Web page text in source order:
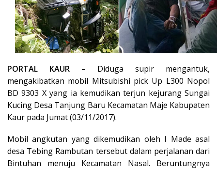
PORTAL KAUR – Diduga supir mengantuk,
mengakibatkan mobil Mitsubishi pick Up L300 Nopol
BD 9303 X yang ia kemudikan terjun kejurang Sungai
Kucing Desa Tanjung Baru Kecamatan Maje Kabupaten
Kaur pada Jumat (03/11/2017).
Mobil angkutan yang dikemudikan oleh I Made asal
desa Tebing Rambutan tersebut dalam perjalanan dari
Bintuhan menuju Kecamatan Nasal. Beruntungnya